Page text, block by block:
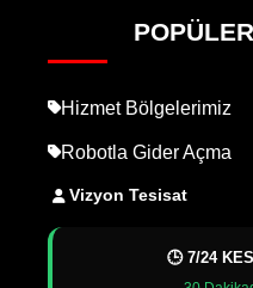
Hizmet Bölgelerimiz
Robotla Gider Açma
Vizyon Tesisat
🕒 7/24